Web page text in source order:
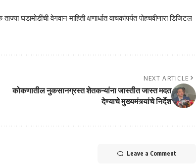
घडामोडींची वेगवान माहिती क्षणार्धात वाचकांपर्यत पोहचवीणारा डिजिटल
NEXT ARTICLE
कोकणातील नुकसानग्रस्त शेतकऱ्यांना जास्तीत जास्त मदत
देण्याचे मुख्यमंत्र्यांचे निर्देश
Leave a Comment